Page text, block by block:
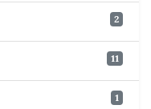
2
11
1